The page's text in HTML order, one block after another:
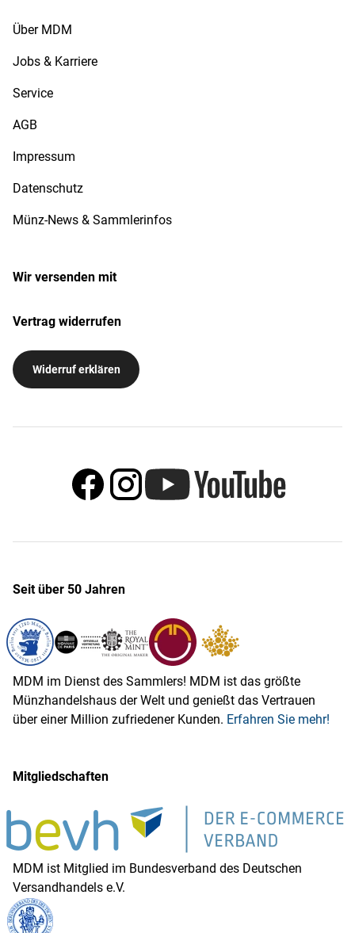
Über MDM
Jobs & Karriere
Service
AGB
Impressum
Datenschutz
Münz-News & Sammlerinfos
Wir versenden mit
Vertrag widerrufen
Widerruf erklären
Seit über 50 Jahren
MDM im Dienst des Sammlers! MDM ist das größte
Münzhandelshaus der Welt und genießt das Vertrauen
über einer Million zufriedener Kunden. Erfahren Sie mehr!
Mitgliedschaften
MDM ist Mitglied im Bundesverband des Deutschen
Versandhandels e.V.